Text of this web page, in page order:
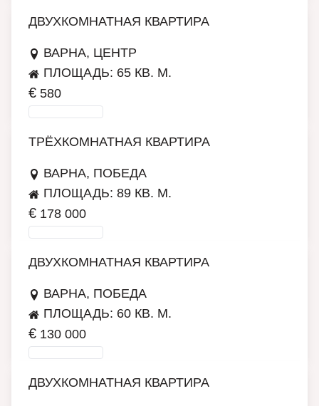
ДВУХКОМНАТНАЯ КВАРТИРА
ВАРНА, ЦЕНТР
ПЛОЩАДЬ: 65 КВ. М.
€ 580
ТРЁХКОМНАТНАЯ КВАРТИРА
ВАРНА, ПОБЕДА
ПЛОЩАДЬ: 89 КВ. М.
€ 178 000
ДВУХКОМНАТНАЯ КВАРТИРА
ВАРНА, ПОБЕДА
ПЛОЩАДЬ: 60 КВ. М.
€ 130 000
ДВУХКОМНАТНАЯ КВАРТИРА